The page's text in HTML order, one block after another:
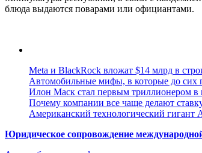
блюда выдаются поварами или официантами.
Meta и BlackRock вложат $14 млрд в
Автомобильные мифы, в которые до сих
Илон Маск стал первым триллионером в
Почему компании все чаще делают
Американский технологический гигант
Юридическое сопровождение